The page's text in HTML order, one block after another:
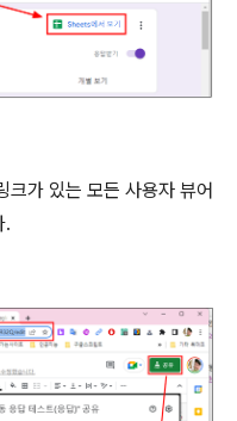
크가 있는 모든 사용자 뷰어
.